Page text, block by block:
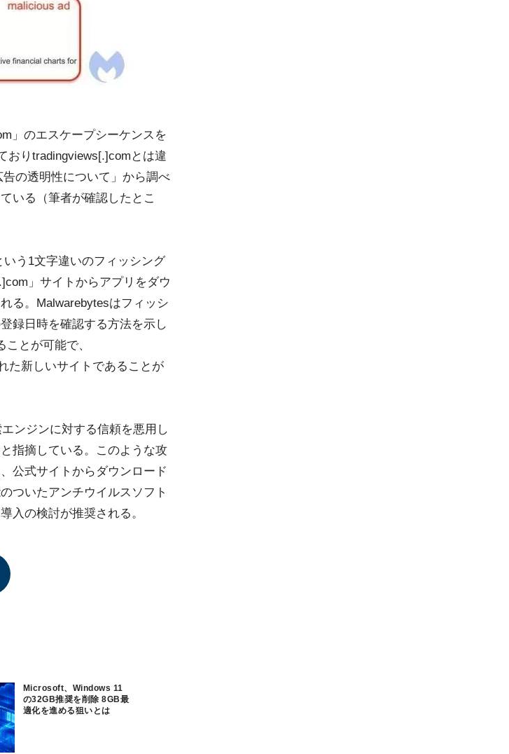
」のエスケープシーケンスを
おりtradingviews[.]comとは違
の透明性について」から調べ
いる（筆者が確認したとこ
う1文字違いのフィッシング
」サイトからアプリをダウ
る。Malwarebytesはフィッシ
録日時を確認する方法を示し
ことが可能で、
た新しいサイトであることが
ンジンに対する信頼を悪用し
指摘している。このような攻
公式サイトからダウンロード
ついたアンチウイルスソフト
入の検討が推奨される。
Microsoft、Windows 11
の32GB推奨を削除 8GB最
適化を進める狙いとは